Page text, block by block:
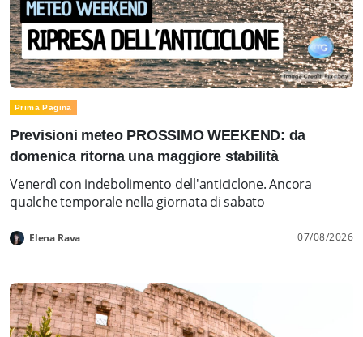
Prima Pagina
Previsioni meteo PROSSIMO WEEKEND: da
domenica ritorna una maggiore stabilità
Venerdì con indebolimento dell'anticiclone. Ancora
qualche temporale nella giornata di sabato
Elena Rava 07/08/2026